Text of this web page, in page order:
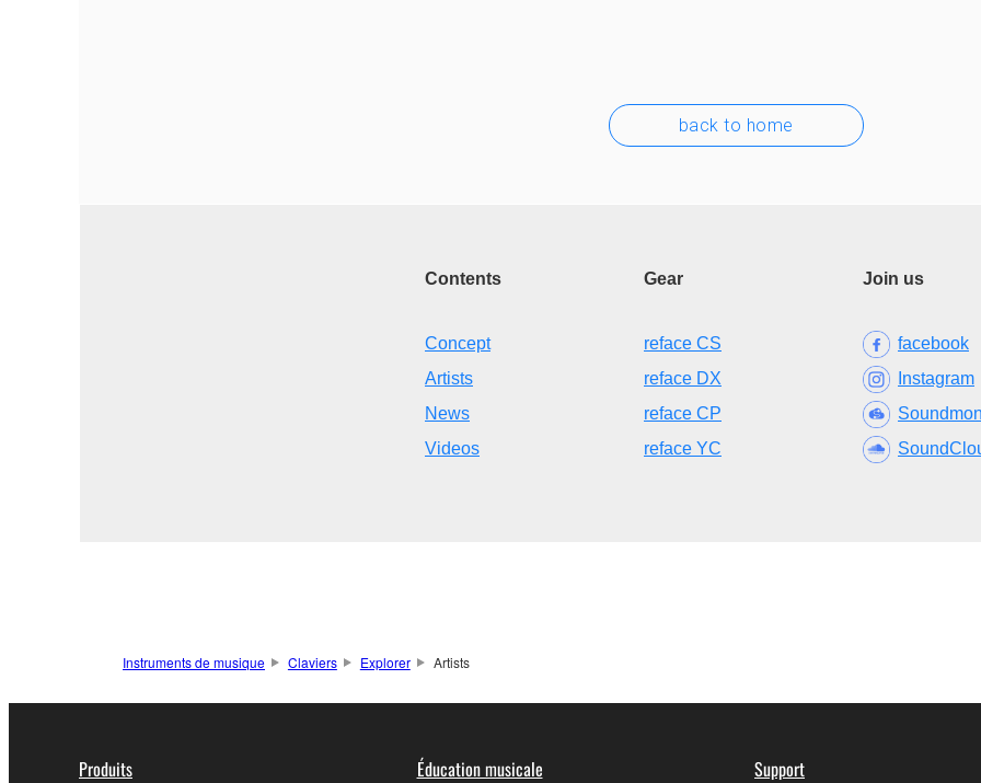
back to home
Contents
Concept
Artists
News
Videos
Gear
reface CS
reface DX
reface CP
reface YC
Join us
facebook
Instagram
Instruments de musique Claviers Explorer Artists
Produits Éducation musicale Support